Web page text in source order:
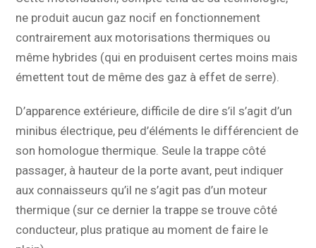
ne produit aucun gaz nocif en fonctionnement
contrairement aux motorisations thermiques ou
même hybrides (qui en produisent certes moins mais
émettent tout de même des gaz à effet de serre).
D’apparence extérieure, difficile de dire s’il s’agit d’un
minibus électrique, peu d’éléments le différencient de
son homologue thermique. Seule la trappe côté
passager, à hauteur de la porte avant, peut indiquer
aux connaisseurs qu’il ne s’agit pas d’un moteur
thermique (sur ce dernier la trappe se trouve côté
conducteur, plus pratique au moment de faire le